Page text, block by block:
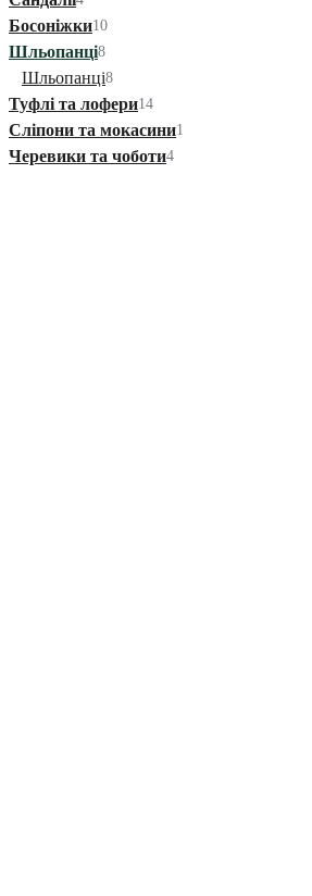
Босоніжки10
Шльопанці8
Шльопанці8
Туфлі та лофери14
Сліпони та мокасини1
Черевики та чоботи4